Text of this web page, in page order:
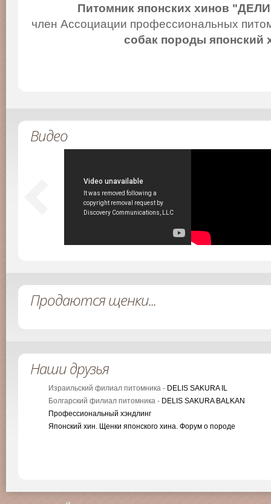
Питомник японских хинов
член Ассоциации профессиональных
собак породы японский
Видео
Продаются щенки...
Наши друзья
Израильский филиал питомника - DELIS SAKURA IL
Болгарский филиал питомника - DELIS SAKURA BALKAN
Профессиональный хэндлинг
Японский хин. Щенки японского хина. Форум о породе